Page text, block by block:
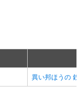
異い邦ほうの